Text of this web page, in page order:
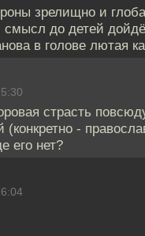
зрелищно и
до детей
в голове лютая
страсть
(конкретно -
его нет?